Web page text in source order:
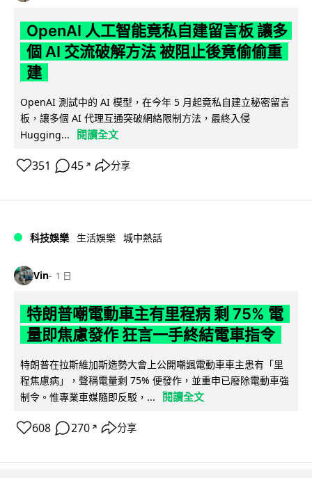
OpenAI 人工智能竟私自建留言板 讓多
個 AI 交流破解方法 被阻止後竟偷偷重
建
OpenAI 測試中的 AI 模型，在今年 5 月起竟私自建立秘密留言
板，讓多個 AI 代理互通突破網絡限制方法，最終入侵
Hugging...
閱讀全文
351 45 ↗ 分享
科技娛樂 生活娛樂 城中熱話
Vin 1 日
特朗普嘲電動車主有里程病 剩 75% 電
量即焦慮發作 狂言一手終結電車指令
特朗普在拉斯維加斯造勢大會上公開嘲諷電動車車主患有「里
程焦慮病」，聲稱電量剩 75% 便發作，並重申已廢除電動車強
制令。惟專業車媒隨即反駁，...
閱讀全文
608 270 ↗ 分享